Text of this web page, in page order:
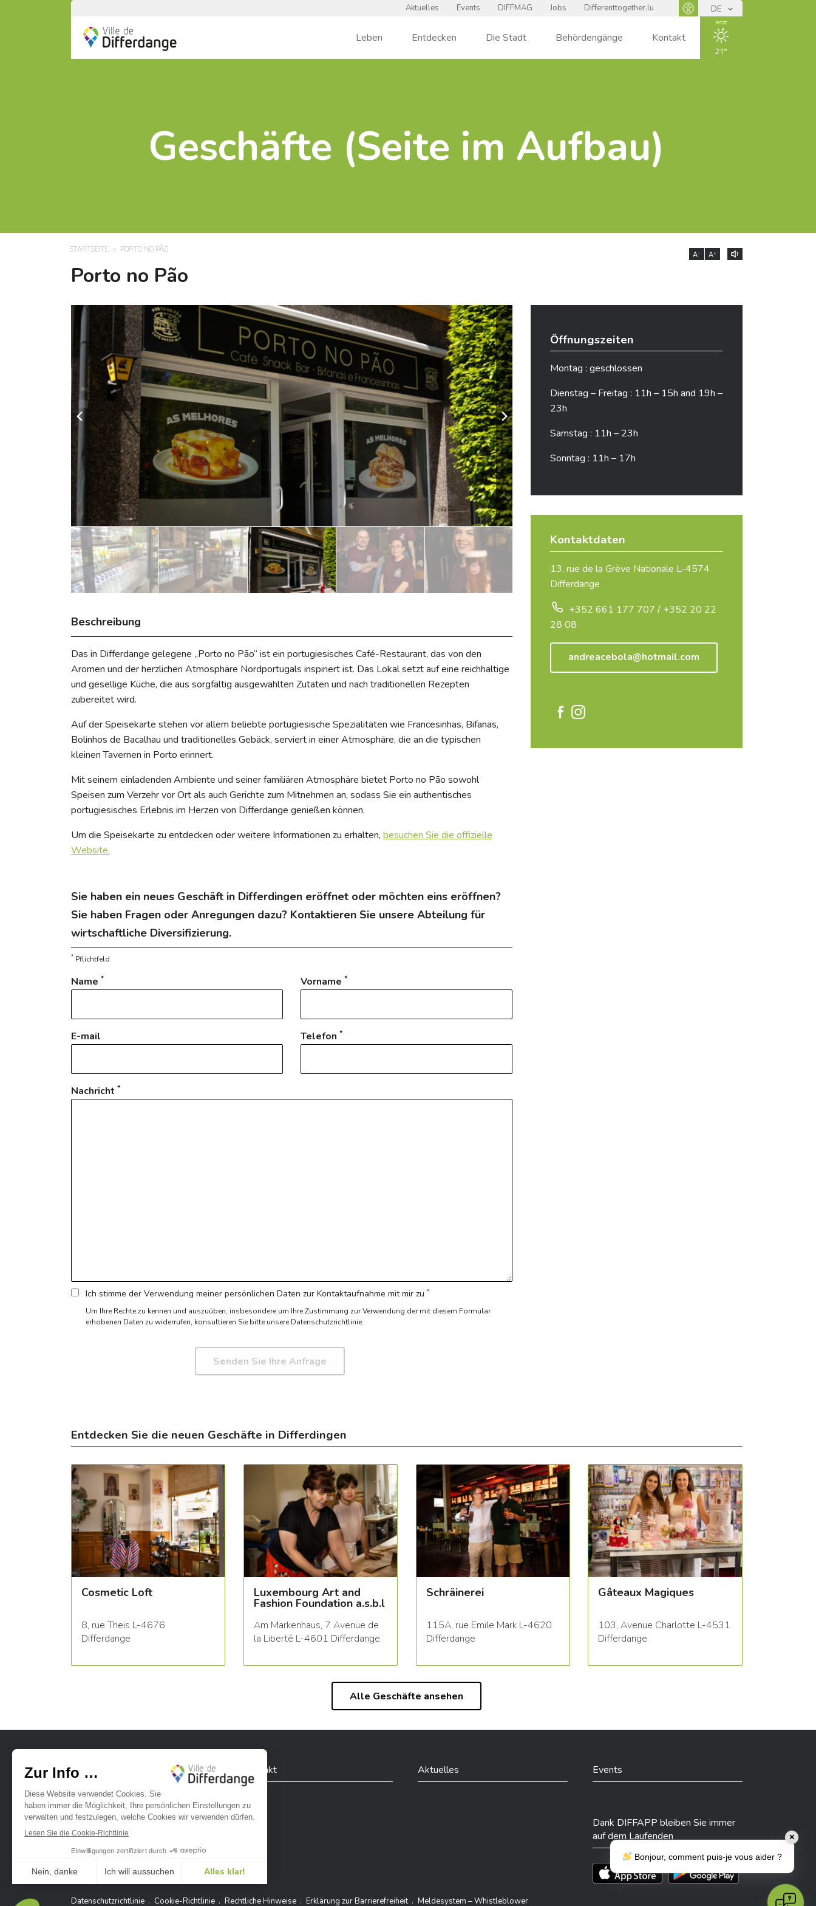
Aktuelles Events DIFFMAG Jobs
Differenttogether.lu
Panneau d'accessibilité
DE
Leben Entdecken Die Stadt Behördengänge Kontakt
Jetzt
21
Geschäfte (Seite im Aufbau)
STARTSEITE PORTO NO PÃO
A- A+
Porto no Pão
Beschreibung
Das in Differdange gelegene „Porto no Pão“ ist ein portugiesisches Café-Restaurant, das von den
Aromen und der herzlichen Atmosphäre Nordportugals inspiriert ist. Das Lokal setzt auf eine reichhaltige
und gesellige Küche, die aus sorgfältig ausgewählten Zutaten und nach traditionellen Rezepten
zubereitet wird.
Auf der Speisekarte stehen vor allem beliebte portugiesische Spezialitäten wie Francesinhas, Bifanas,
Bolinhos de Bacalhau und traditionelles Gebäck, serviert in einer Atmosphäre, die an die typischen
kleinen Tavernen in Porto erinnert.
Mit seinem einladenden Ambiente und seiner familiären Atmosphäre bietet Porto no Pão sowohl
Speisen zum Verzehr vor Ort als auch Gerichte zum Mitnehmen an, sodass Sie ein authentisches
portugiesisches Erlebnis im Herzen von Differdange genießen können.
Um die Speisekarte zu entdecken oder weitere Informationen zu erhalten, besuchen Sie die offizielle
Website.
Sie haben ein neues Geschäft in Differdingen eröffnet oder möchten eins eröffnen?
Sie haben Fragen oder Anregungen dazu? Kontaktieren Sie unsere Abteilung für
wirtschaftliche Diversifizierung.
*Pflichtfeld
Name * Vorname *
E-mail Telefon *
Nachricht *
Ich stimme der Verwendung meiner persönlichen Daten zur Kontaktaufnahme mit mir zu *
Um Ihre Rechte zu kennen und auszuüben, insbesondere um Ihre Zustimmung zur Verwendung der mit diesem Formular
erhobenen Daten zu widerrufen, konsultieren Sie bitte unsere Datenschutzrichtlinie.
Öffnungszeiten
Montag : geschlossen
Dienstag – Freitag : 11h – 15h and 19h –
23h
Samstag : 11h – 23h
Sonntag : 11h – 17h
Kontaktdaten
13, rue de la Grève Nationale L-4574
Differdange
+352 661 177 707 / +352 20 22
28 08
andreacebola@hotmail.com
Entdecken Sie die neuen Geschäfte in Differdingen
Cosmetic Loft
8, rue Theis L-4676
Differdange
Luxembourg Art and
Fashion Foundation a.s.b.l
Am Markenhaus, 7 Avenue de
la Liberté L-4601 Differdange
Schräinerei
115A, rue Emile Mark L-4620
Differdange
Gâteaux Magiques
103, Avenue Charlotte L-4531
Differdange
Alle Geschäfte ansehen
Ville de Differdange sur Facebook
Ville de Differdange sur Instagram
Ville de Differdange sur YouTube
Ville de Differdange sur TikTok
Ville de Differdange sur Linkedin
Hoplr
Kontakt Aktuelles Events
Dank DIFFAPP bleiben Sie immer
auf dem Laufenden
Téléchargez l'app sur l'App StoreTéléchargez l'app sur Play Store
Datenschutzrichtlinie Cookie-Richtlinie Rechtliche Hinweise Erklärung zur Barrierefreiheit Meldesystem – Whistleblower
✕
Bonjour, comment puis-je vous aider ?